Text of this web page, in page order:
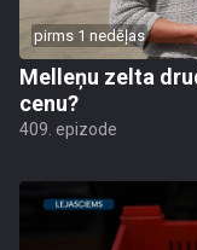
pirms 1 nedēļas
Melleņu zelta
cenu?
409. epizode